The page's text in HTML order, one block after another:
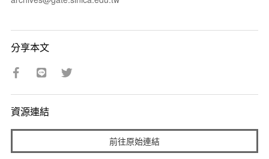
分享本文
資源連結
前往原始連結